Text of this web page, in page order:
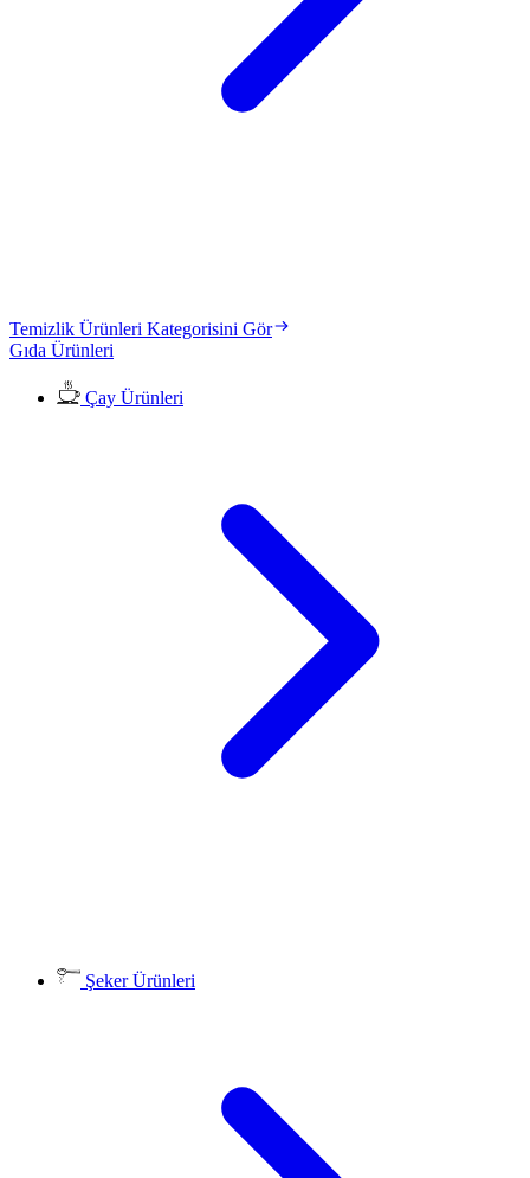
Temizlik Ürünleri Kategorisini Gör
Gıda Ürünleri
Çay Ürünleri
Şeker Ürünleri